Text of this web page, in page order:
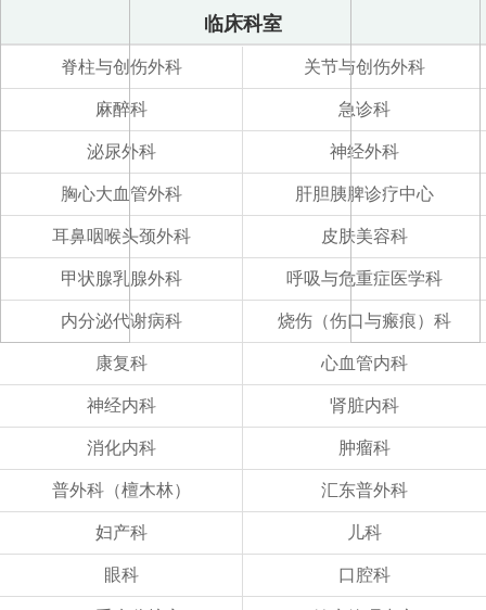
自贡市第四人民医院UPS电池采购项目结果公示
自贡市第四人民医院2025年人才招聘公告
自贡市第四人民医院高质量发展项目市场调研公告（第四次）
自贡市第四人民医院焦度计项目院内采购公告
自贡市第四人民医院OA系统升级或更换项目院内采购公告（第二次）
自贡市第四人民医院UPS电池采购项目结果公示
自贡市第四人民医院全自动化学发光检测项目试剂采购项目三市场调研公告
自贡市第四人民医院全自动化学发光检测项目试剂采购项目二市场调研公告
自贡市第四人民医院尿液分析检测项目试剂采购项目市场调研公告
临床科室
脊柱与创伤外科 关节与创伤外科
麻醉科 急诊科
泌尿外科 神经外科
胸心大血管外科 肝胆胰脾诊疗中心
耳鼻咽喉头颈外科 皮肤美容科
甲状腺乳腺外科 呼吸与危重症医学科
内分泌代谢病科 烧伤（伤口与瘢痕）科
康复科 心血管内科
神经内科 肾脏内科
消化内科 肿瘤科
普外科（檀木林） 汇东普外科
妇产科 儿科
眼科 口腔科